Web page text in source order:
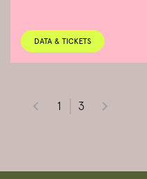
DATA & TICKETS
1 3